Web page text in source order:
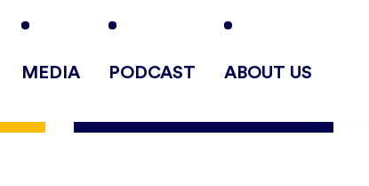
MEDIA PODCAST ABOUT US